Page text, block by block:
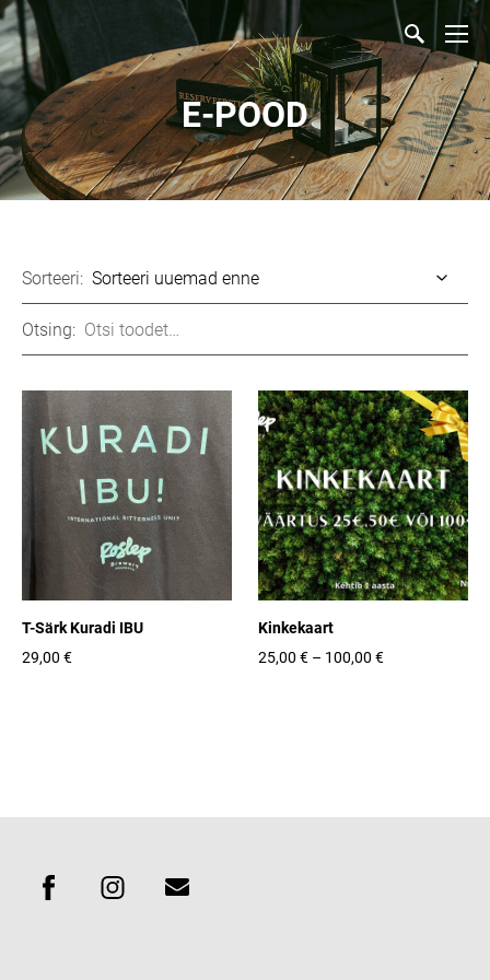
E-POOD
Sorteeri:
Otsing:
T-Särk Kuradi IBU
29,00 €
Kinkekaart
25,00 € – 100,00 €